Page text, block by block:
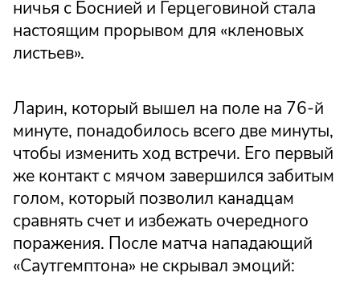
ничья с Боснией и Герцеговиной стала
настоящим прорывом для «кленовых
листьев».
Ларин, который вышел на поле на 76-й
минуте, понадобилось всего две минуты,
чтобы изменить ход встречи. Его первый
же контакт с мячом завершился забитым
голом, который позволил канадцам
сравнять счет и избежать очередного
поражения. После матча нападающий
«Саутгемптона» не скрывал эмоций: